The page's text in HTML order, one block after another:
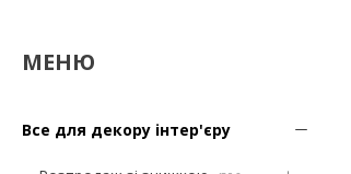
Все для декору інтер'єру